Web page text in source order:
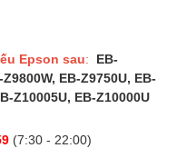
Epson sau: EB-
EB-Z9750U, EB-
Z10005U, EB-Z10000U
(7:30 - 22:00)